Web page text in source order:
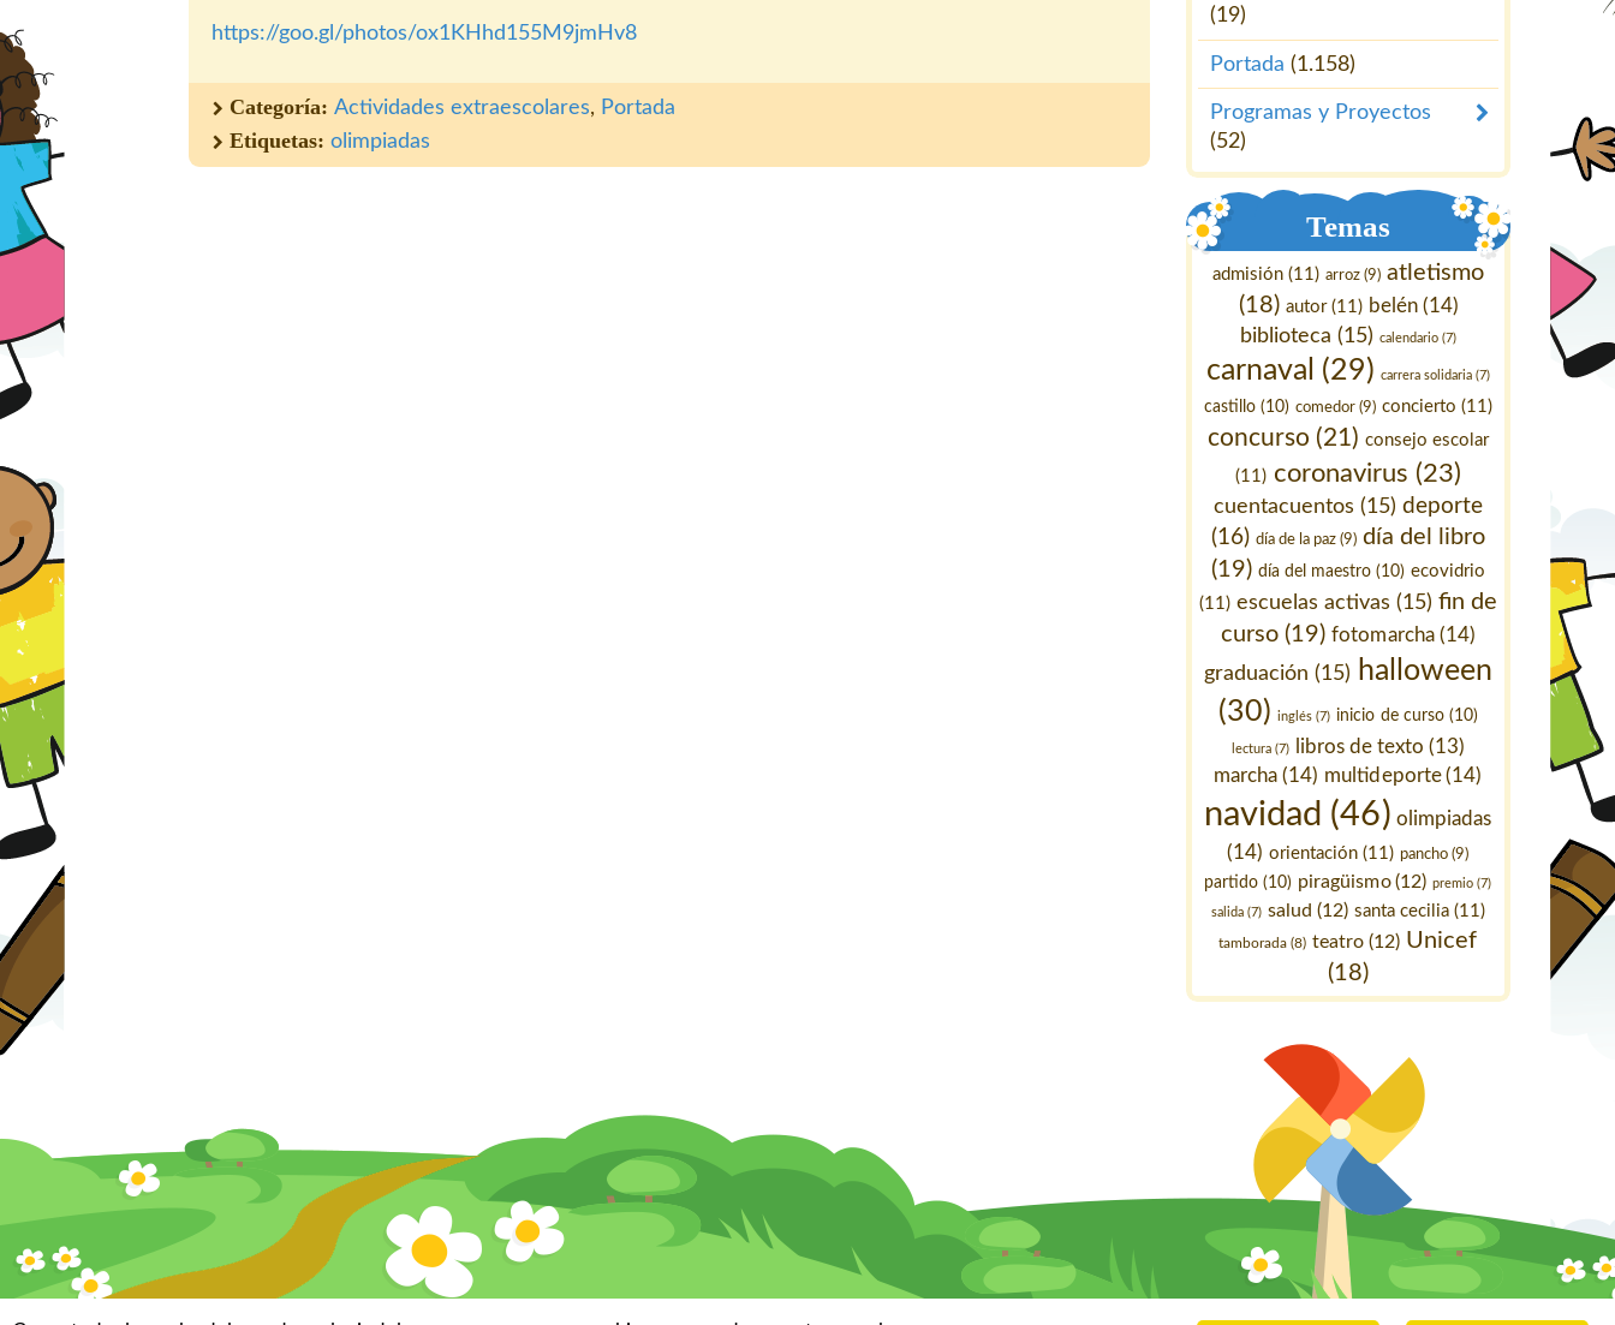
https://goo.gl/photos/ox1KHhd155M9jmHv8
Categoría: Actividades extraescolares, Portada
Etiquetas: olimpiadas
(19)
Portada (1.158)
Programas y Proyectos
(52)
Temas
admisión (11) arroz (9) atletismo
(18) autor(11) belén(14)
biblioteca (15) calendario (7)
carnaval (29) carrera solidaria (7)
castillo (10) comedor (9) concierto (11)
concurso (21) consejo escolar
(11) coronavirus (23)
cuentacuentos (15) deporte
(16) día de la paz (9) día del libro
(19) día del maestro (10) ecovidrio
(11) escuelas activas (15) fin de
curso (19) fotomarcha(14)
graduación (15)
halloween
(30) inglés (7) inicio de curso(10)
lectura (7) libros de texto (13)
marcha (14) multideporte(14)
navidad (46) olimpiadas
(14) orientación (11) pancho (9)
partido (10) piragüismo(12) premio (7)
salida (7) salud (12) santa cecilia (11)
tamborada (8) teatro (12) Unicef
(18)